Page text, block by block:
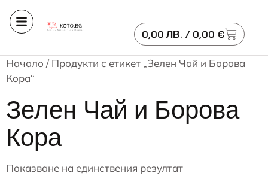
0,00 ЛВ. / 0,00 €
Начало / Продукти с етикет „Зелен Чай и Борова
Кора“
Зелен Чай и Борова
Кора
Показване на единствения резултат